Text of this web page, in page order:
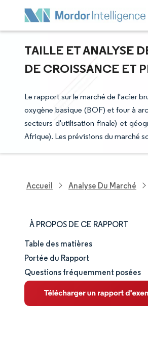
TAILLE ET ANALYSE
DE CROISSANCE ET
Le rapport sur le marché de l'acier
oxygène basique (BOF) et four à
secteurs d'utilisation finale) et
Afrique). Les prévisions du marché
Accueil Analyse Du Marché
À PROPOS DE CE RAPPORT
Taille et part de marché
Analyse du marché
Tendances et perspectives
Table des matières
Portée du Rapport
Questions fréquemment posées